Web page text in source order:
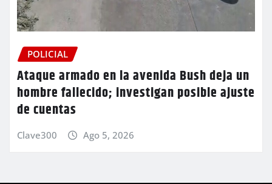
POLICIAL
Ataque armado en la avenida Bush deja un
hombre fallecido; investigan posible ajuste
de cuentas
Clave300 Ago 5, 2026